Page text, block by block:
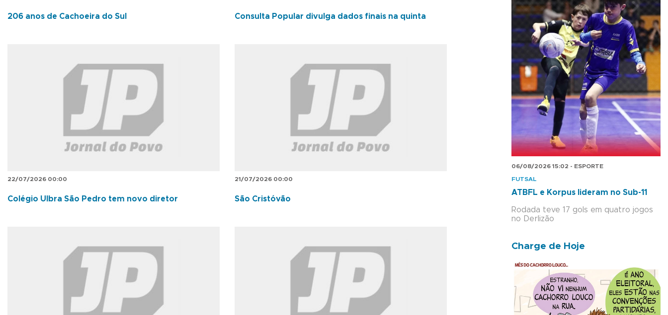
206 anos de Cachoeira do Sul Consulta Popular divulga dados finais na quinta
22/07/2026 00:00
Colégio Ulbra São Pedro tem novo diretor
21/07/2026 00:00
São Cristóvão
06/08/2026 15:02 - ESPORTE
FUTSAL
ATBFL e Korpus lideram no Sub-11
Rodada teve 17 gols em quatro jogos
no Derlizão
Charge de Hoje